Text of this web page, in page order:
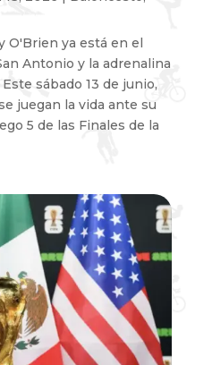
O'Brien ya está en el
Antonio y la adrenalina
sábado 13 de junio,
juegan la vida ante su
5 de las Finales de la